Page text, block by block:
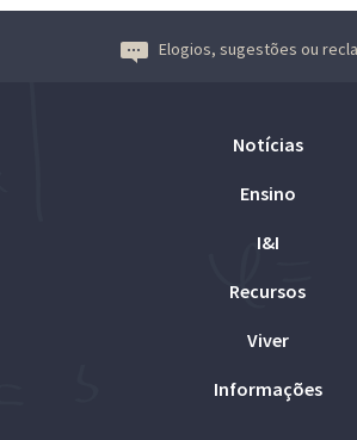
Elogios, sugestões ou
Notícias
Ensino
I&I
Recursos
Viver
Informações